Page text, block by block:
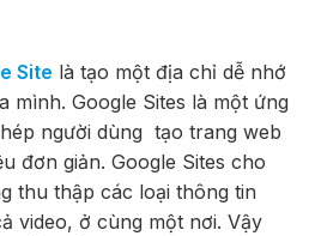
Site là tạo một địa chỉ dễ nhớ
mình. Google Sites là một ứng
người dùng tạo trang web
đơn giản. Google Sites cho
thu thập các loại thông tin
video, ở cùng một nơi. Vậy